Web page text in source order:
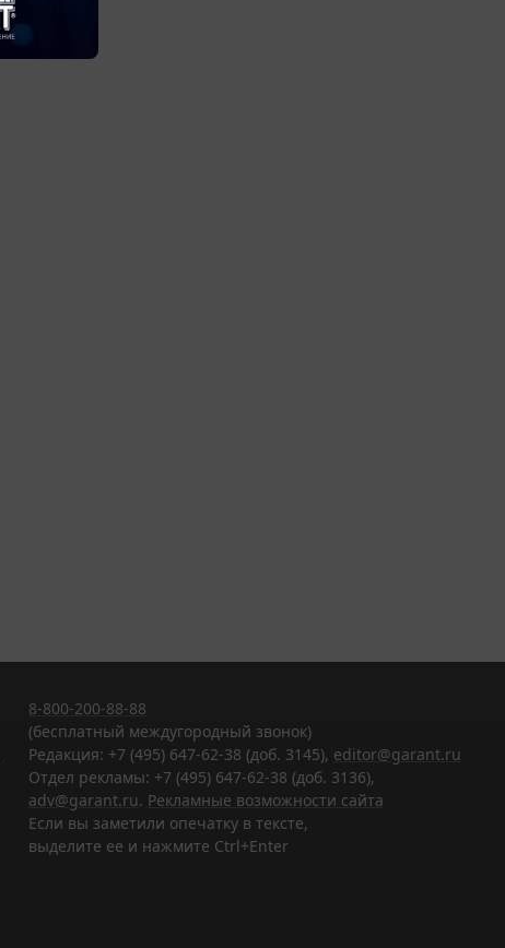
8-800-200-88-88
(бесплатный междугородный звонок)
Редакция: +7 (495) 647-62-38 (доб. 3145), editor@garant.ru
Отдел рекламы: +7 (495) 647-62-38 (доб. 3136),
adv@garant.ru. Рекламные возможности сайта
Если вы заметили опечатку в тексте,
выделите ее и нажмите Ctrl+Enter